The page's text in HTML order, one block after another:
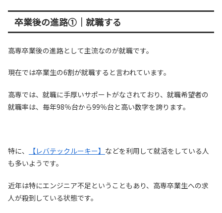
卒業後の進路①｜就職する
高専卒業後の進路として主流なのが就職です。
現在では卒業生の6割が就職すると言われています。
高専では、就職に手厚いサポートがなされており、就職希望者の
就職率は、毎年98％台から99％台と高い数字を誇ります。
特に、 【レバテックルーキー】 などを利用して就活をしている人
も多いようです。
近年は特にエンジニア不足ということもあり、高専卒業生への求
人が殺到している状態です。